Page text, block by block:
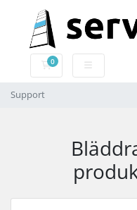
0
Kundvagn
Support